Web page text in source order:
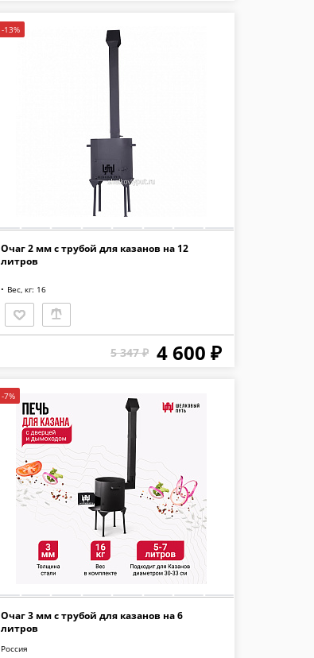
-13%
Очаг 2 мм с трубой для казанов на 12
литров
Вес, кг: 16
5 347 ₽ 4 600 ₽
-7%
Очаг 3 мм с трубой для казанов на 6
литров
Россия